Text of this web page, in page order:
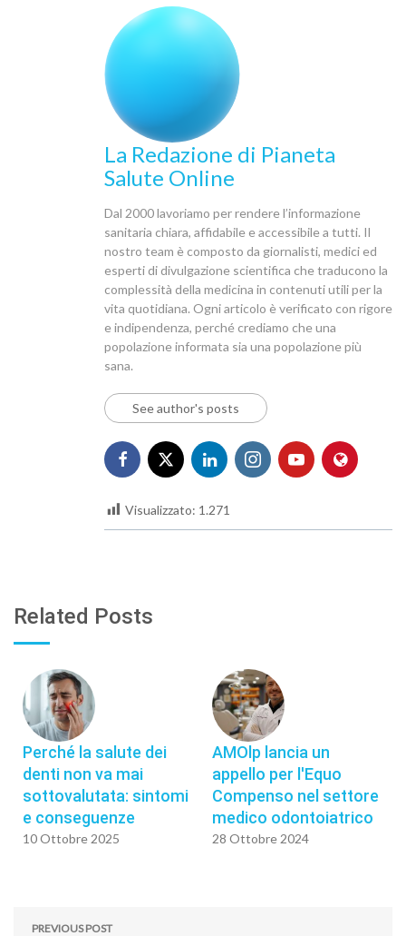
La Redazione di Pianeta
Salute Online
Dal 2000 lavoriamo per rendere l’informazione
sanitaria chiara, affidabile e accessibile a tutti. Il
nostro team è composto da giornalisti, medici ed
esperti di divulgazione scientifica che traducono la
complessità della medicina in contenuti utili per la
vita quotidiana. Ogni articolo è verificato con rigore
e indipendenza, perché crediamo che una
popolazione informata sia una popolazione più
sana.
See author's posts
Visualizzato: 1.271
Related Posts
Perché la salute dei
denti non va mai
sottovalutata: sintomi
e conseguenze
10 Ottobre 2025
AMOlp lancia un
appello per l'Equo
Compenso nel settore
medico odontoiatrico
28 Ottobre 2024
PREVIOUS POST